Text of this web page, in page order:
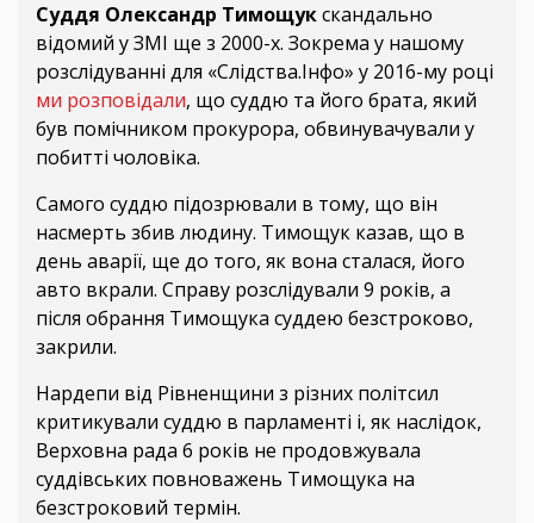
Суддя Олександр Тимощукскандально
відомий у ЗМІ ще з 2000-х. Зокрема у нашому
розслідуванні для «Слідства.Інфо» у 2016-му році
ми розповідали, що суддю та його брата, який
був помічником прокурора, обвинувачували у
побитті чоловіка.
Самого суддю підозрювали в тому, що він
насмерть збив людину. Тимощук казав, що в
день аварії, ще до того, як вона сталася, його
авто вкрали. Справу розслідували 9 років, а
після обрання Тимощука суддею безстроково,
закрили.
Нардепи від Рівненщини з різних політсил
критикували суддю в парламенті і, як наслідок,
Верховна рада 6 років не продовжувала
суддівських повноважень Тимощука на
безстроковий термін.